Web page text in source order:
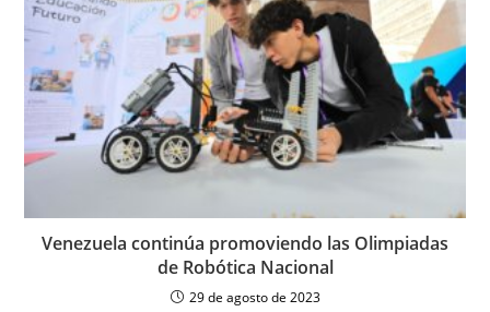
Venezuela continúa promoviendo las Olimpiadas
de Robótica Nacional
29 de agosto de 2023